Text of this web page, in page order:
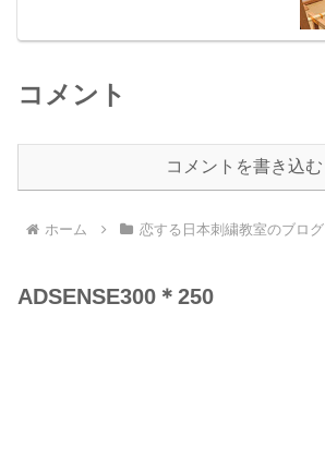
コメント
コメントを書き込む
ホーム 恋する日本刺繍教室のブログ
ADSENSE300＊250